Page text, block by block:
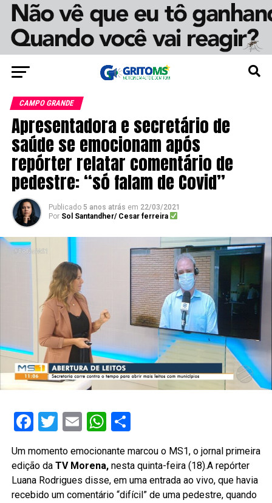
CAMPO GRANDE
Apresentadora e secretário de
saúde se emocionam após
repórter relatar comentário de
pedestre: “só falam de Covid”
Publicado 5 anos atrás em 22/03/2021
Por Sol Santandher/ Cesar ferreira
Facebook
Twitter
EmailWhatsApp
Share
Um momento emocionante marcou o MS1, o jornal primeira
edição da TV Morena, nesta quinta-feira (18).A repórter
Luana Rodrigues disse, em uma entrada ao vivo, que havia
recebido um comentário “difícil” de uma pedestre, quando